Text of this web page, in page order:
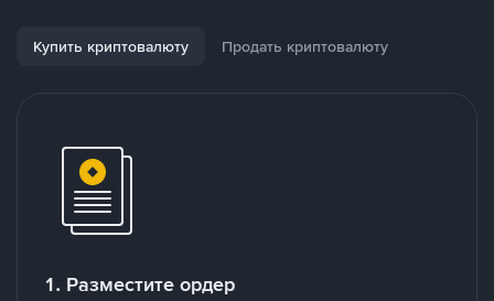
Купить криптовалюту Продать криптовалюту
1. Разместите ордер